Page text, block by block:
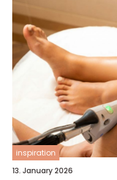
inspiration
13. January 2026